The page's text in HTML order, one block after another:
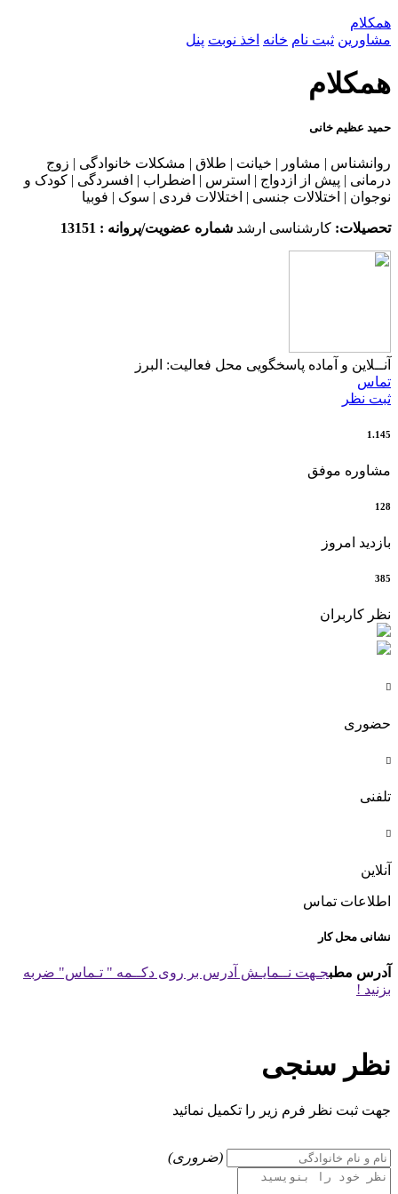
همکلام
مشاورین ثبت نام خانه اخذ نوبت پنل
همکلام
حمید عظیم خانی
روانشناس | مشاور | خیانت | طلاق | مشکلات خانوادگی | زوج
درمانی | پیش از ازدواج | استرس | اضطراب | افسردگی | کودک و
نوجوان | اختلالات جنسی | اختلالات فردی | سوک | فوبیا
تحصیلات: کارشناسی ارشد شماره عضویت/پروانه : 13151
آنــلاین و آماده پاسخگویی محل فعالیت: البرز
تماس
ثبت نظر
1.145
مشاوره موفق
128
بازدید امروز
385
نظر کاربران

حضوری

تلفنی

آنلاین
اطلاعات تماس
نشانی محل کار
آدرس مطبجـهت نــمایـش آدرس بر روی دکــمه " تـماس" ضربه
بزنید !
نظر سنجی
جهت ثبت نظر فرم زیر را تکمیل نمائید
(ضروری)